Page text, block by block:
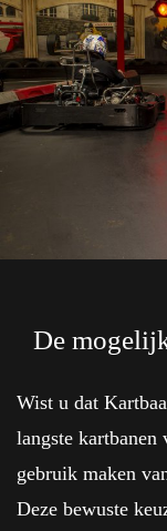
De
Wist u dat
langste kartbanen
gebruik maken
Deze bewuste